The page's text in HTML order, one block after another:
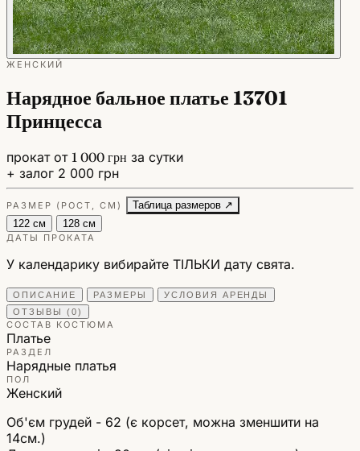
ЖЕНСКИЙ
Нарядное бальное платье 13701
Принцесса
прокат от 1 000 грн за сутки
+ залог 2 000 грн
РАЗМЕР (РОСТ, СМ)
Таблица размеров ↗
122 см
128 см
ДАТЫ ПРОКАТА
У календарику вибирайте ТІЛЬКИ дату свята.
ОПИСАНИЕ РАЗМЕРЫ
УСЛОВИЯ АРЕНДЫ
ОТЗЫВЫ (0)
СОСТАВ КОСТЮМА
Платье
РАЗДЕЛ
Нарядные платья
ПОЛ
Женский
Об'єм грудей - 62 (є корсет, можна зменшити на
14см.)